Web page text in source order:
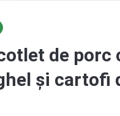
de porc
și cartofi